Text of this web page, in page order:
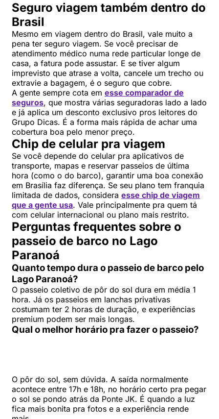
Seguro viagem também dentro do
Brasil
Mesmo em viagem dentro do Brasil, vale muito a
pena ter seguro viagem. Se você precisar de
atendimento médico numa rede particular longe de
casa, a fatura pode assustar. E se tiver algum
imprevisto que atrase a volta, cancele um trecho ou
extravie a bagagem, é o seguro que cobre.
A gente sempre cota em esse comparador de
seguros, que mostra várias seguradoras lado a lado
e já aplica um desconto exclusivo pros leitores do
Grupo Dicas. É a forma mais rápida de achar uma
cobertura boa pelo menor preço.
Chip de celular pra viagem
Se você depende do celular pra aplicativos de
transporte, mapas e reservar passeios de última
hora (como o do barco), garantir uma boa conexão
em Brasília faz diferença. Se seu plano tem franquia
limitada de dados, considera esse chip de viagem
que a gente usa. Vale principalmente pra quem tá
com celular internacional ou plano mais restrito.
Perguntas frequentes sobre o
passeio de barco no Lago
Paranoá
Quanto tempo dura o passeio de barco pelo
Lago Paranoá?
O passeio coletivo de pôr do sol dura em média 1
hora. Já os passeios em lanchas privativas
costumam ter 2 horas de duração, e experiências
premium podem ser mais longas.
Qual o melhor horário pra fazer o passeio?
O pôr do sol, sem dúvida. A saída normalmente
acontece entre 17h e 18h, no horário certo pra pegar
o sol se pondo atrás da Ponte JK. É quando a luz
fica mais bonita pra fotos e a experiência rende